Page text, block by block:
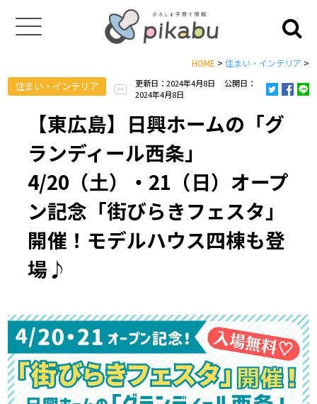
HOME > 住まい・インテリア >
住まい・インテリア PR
更新日：2024年4月8日
公開日：
2024年4月8日
【東広島】日興ホームの「グ
ランディール西条」
4/20（土）・21（日）オープ
ン記念「街びらきフェスタ」
開催！モデルハウス四棟も登
場♪